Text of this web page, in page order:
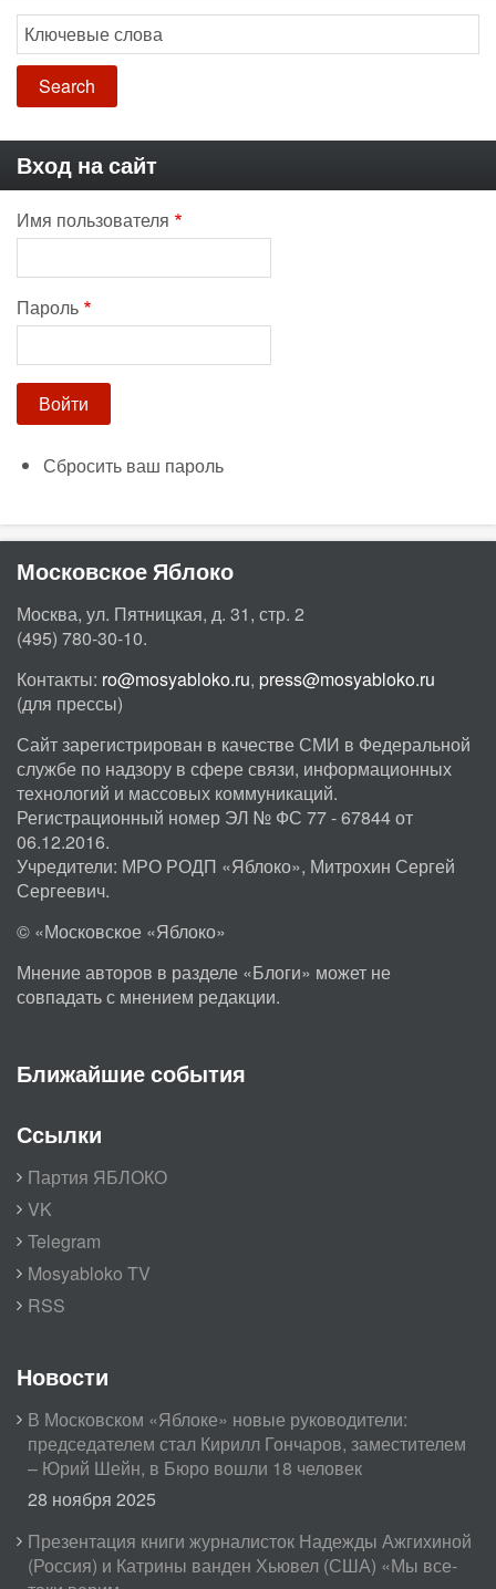
Search
Вход на сайт
Имя пользователя
Пароль
Сбросить ваш пароль
Московское Яблоко
Москва, ул. Пятницкая, д. 31, стр. 2
(495) 780-30-10.
Контакты: ro@mosyabloko.ru, press@mosyabloko.ru
(для прессы)
Сайт зарегистрирован в качестве СМИ в Федеральной
службе по надзору в сфере связи, информационных
технологий и массовых коммуникаций.
Регистрационный номер ЭЛ № ФС 77 - 67844 от
06.12.2016.
Учредители: МРО РОДП «Яблоко», Митрохин Сергей
Сергеевич.
© «Московское «Яблоко»
Мнение авторов в разделе «Блоги» может не
совпадать с мнением редакции.
Ближайшие события
Ссылки
Партия ЯБЛОКО
VK
Telegram
Mosyabloko TV
RSS
Новости
В Московском «Яблоке» новые руководители:
председателем стал Кирилл Гончаров, заместителем
– Юрий Шейн, в Бюро вошли 18 человек
28 ноября 2025
Презентация книги журналисток Надежды Ажгихиной
(Россия) и Катрины ванден Хьювел (США) «Мы все-